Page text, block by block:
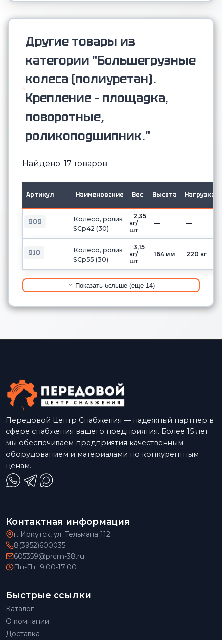
Другие товары из
категории "Большегрузные
колеса (полиуретан).
Крепление – площадка,
поворотные,
роликоподшипник."
Найдено: 17 товаров
Артикул Наименование Вес Высота Нагрузка
909
Колесо, ролик
SCp42 (30)
2,35
кг/
шт
— —
910
Колесо, ролик
SCp55 (30)
3,15
кг/
шт
164 мм 220 кг
Показать больше (еще 14)
Передовой Центр Снабжения — надежный партнер в
сфере снабжения вашего предприятия. Более 15 лет
мы обеспечиваем предприятия качественным
оборудованием и материалами по конкурентным
ценам.
Контактная информация
г. Иркутск, ул. Тельмана 112
8(3952)600035
605359@prom-38.ru
Пн-Пт: 9:00-17:00
Быстрые ссылки
Каталог
О компании
Доставка